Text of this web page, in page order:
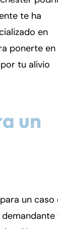
te ha
en
ponerte en
tu alivio
un
un caso